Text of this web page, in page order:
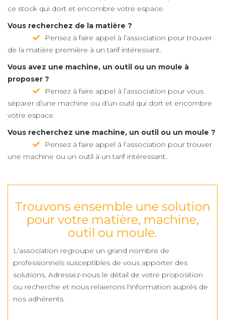
ce stock qui dort et encombre votre espace.
Vous recherchez de la matière ?
Pensez à faire appel à l’association pour trouver
de la matière première à un tarif intéressant.
Vous avez une machine, un outil ou un moule à
proposer ?
Pensez à faire appel à l’association pour vous
séparer d’une machine ou d’un outil qui dort et encombre
votre espace.
Vous recherchez une machine, un outil ou un moule ?
Pensez à faire appel à l’association pour trouver
une machine ou un outil à un tarif intéressant.
Trouvons ensemble une solution
pour votre matière, machine,
outil ou moule.
L'association regroupe un grand nombre de
professionnels susceptibles de vous apporter des
solutions. Adressez-nous le détail de votre proposition
ou recherche et nous relaierons l'information auprès de
nos adhérents.